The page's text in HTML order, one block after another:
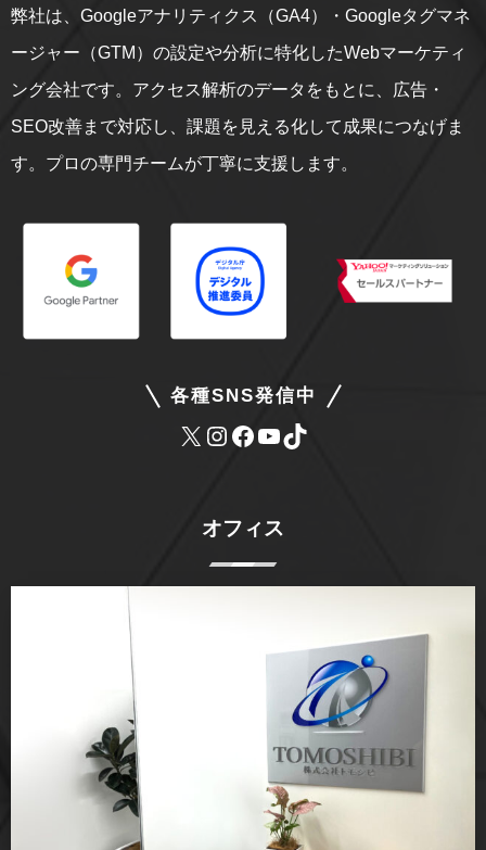
弊社は、Googleアナリティクス（GA4）・Googleタグマネ
ージャー（GTM）の設定や分析に特化したWebマーケティ
ング会社です。アクセス解析のデータをもとに、広告・
SEO改善まで対応し、課題を見える化して成果につなげま
す。プロの専門チームが丁寧に支援します。
各種SNS発信中
オフィス